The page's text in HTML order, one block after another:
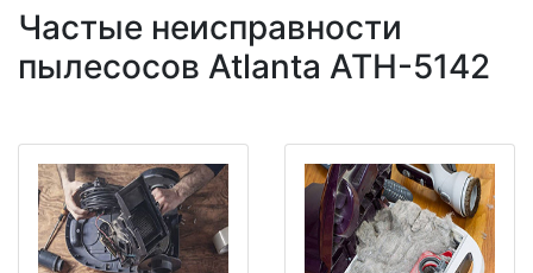
Частые неисправности
пылесосов Atlanta ATH-5142